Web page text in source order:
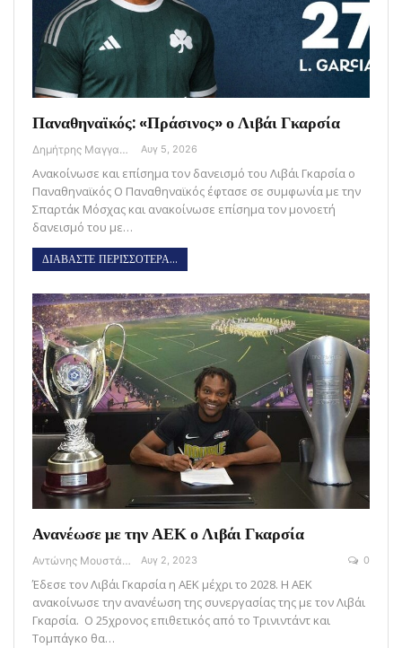
Παναθηναϊκός: «Πράσινος» ο Λιβάι Γκαρσία
Δημήτρης Μαγγανάρης Αυγ 5, 2026
Ανακοίνωσε και επίσημα τον δανεισμό του Λιβάι Γκαρσία ο
Παναθηναϊκός Ο Παναθηναϊκός έφτασε σε συμφωνία με την
Σπαρτάκ Μόσχας και ανακοίνωσε επίσημα τον μονοετή
δανεισμό του με…
ΔΙΑΒΑΣΤΕ ΠΕΡΙΣΣΟΤΕΡΑ...
Ανανέωσε με την ΑΕΚ ο Λιβάι Γκαρσία
Αντώνης Μουστάκας Αυγ 2, 2023 0
Έδεσε τον Λιβάι Γκαρσία η ΑΕΚ μέχρι το 2028. Η ΑΕΚ
ανακοίνωσε την ανανέωση της συνεργασίας της με τον Λιβάι
Γκαρσία. Ο 25χρονος επιθετικός από το Τρινιντάντ και
Τομπάγκο θα…